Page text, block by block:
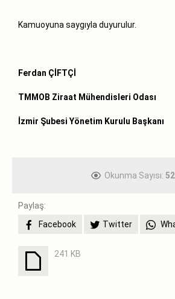
Kamuoyuna saygıyla duyurulur.
Ferdan ÇİFTÇİ
TMMOB Ziraat Mühendisleri Odası
İzmir Şubesi Yönetim Kurulu Başkanı
Okunma Sayısı:
Paylaş:
Facebook
Twitter
241 KB